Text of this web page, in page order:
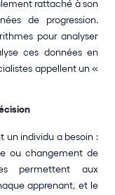
rattaché à son
de progression.
pour analyser
ces données en
appellent un «
un individu a besoin :
ou changement de
permettent aux
apprenant, et le